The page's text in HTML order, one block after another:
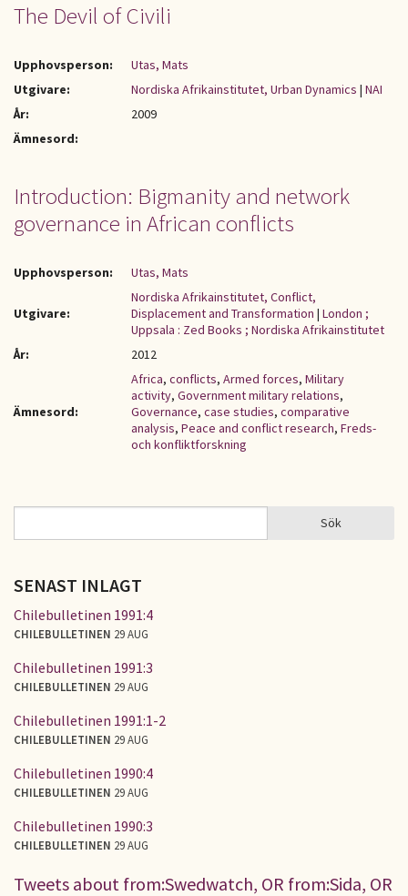
The Devil of Civili
Upphovsperson:
Utas, Mats
Utgivare:
Nordiska Afrikainstitutet, Urban Dynamics | NAI
År:
2009
Ämnesord:
Introduction: Bigmanity and network
governance in African conflicts
Upphovsperson: Utas, Mats
Utgivare:
Nordiska Afrikainstitutet, Conflict,
Displacement and Transformation | London ;
Uppsala : Zed Books ; Nordiska Afrikainstitutet
År:
2012
Ämnesord:
Africa, conflicts, Armed forces, Military
activity, Government military relations,
Governance, case studies, comparative
analysis, Peace and conflict research, Freds-
och konfliktforskning
SÖKFORMULÄR Sök
SENAST INLAGT
Chilebulletinen 1991:4
CHILEBULLETINEN 29 AUG
Chilebulletinen 1991:3
CHILEBULLETINEN 29 AUG
Chilebulletinen 1991:1-2
CHILEBULLETINEN 29 AUG
Chilebulletinen 1990:4
CHILEBULLETINEN 29 AUG
Chilebulletinen 1990:3
CHILEBULLETINEN 29 AUG
Tweets about from:Swedwatch, OR from:Sida, OR